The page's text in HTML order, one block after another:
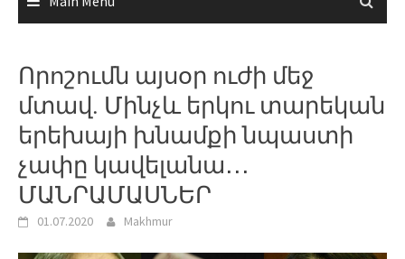
Որոշումն այսօր ուժի մեջ
մտավ. Մինչև երկու տարեկան
երեխայի խնամքի նպաստի
չափը կավելանա․․․
ՄԱՆՐԱՄԱՍՆԵՐ
01.07.2020 Makhmur